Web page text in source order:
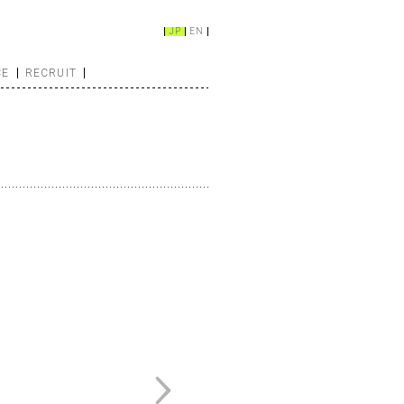
RECRUIT
EN
JP